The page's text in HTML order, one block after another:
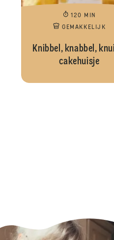
120 MIN
GEMAKKELIJK
Knibbel, knabbel,
cakehuisje